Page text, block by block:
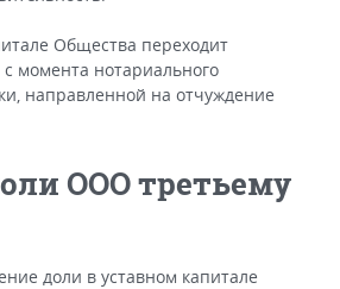
Общества переходит
момента нотариального
направленной на отчуждение
ООО третьему
доли в уставном капитале